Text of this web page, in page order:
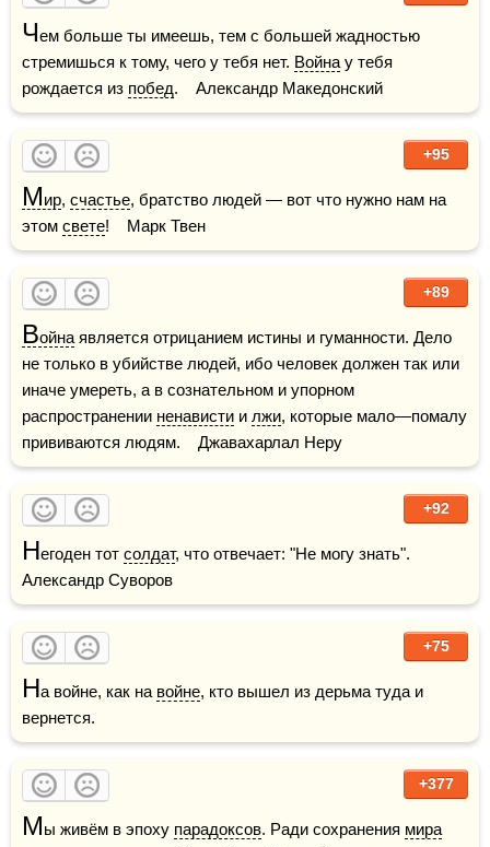
Чем больше ты имеешь, тем с большей жадностью
стремишься к тому, чего у тебя нет. Война у тебя
рождается из побед.    Александр Македонский
+95
Мир, счастье, братство людей — вот что нужно нам на
этом свете!    Марк Твен
+89
Война является отрицанием истины и гуманности. Дело
не только в убийстве людей, ибо человек должен так или
иначе умереть, а в сознательном и упорном
распространении ненависти и лжи, которые мало—помалу
прививаются людям.    Джавахарлал Неру
+92
Негоден тот солдат, что отвечает: "Не могу знать".
Александр Суворов
+75
На войне, как на войне, кто вышел из дерьма туда и
вернется.
+377
Мы живём в эпоху парадоксов. Ради сохранения мира